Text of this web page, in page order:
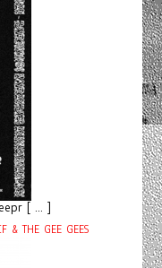
[ ... ]
& THE GEE GEES